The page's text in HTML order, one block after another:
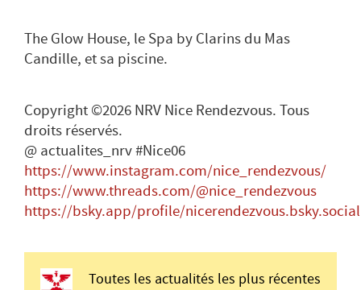
The Glow House, le Spa by Clarins du Mas
Candille, et sa piscine.
Copyright ©2026 NRV Nice Rendezvous. Tous
droits réservés.
@ actualites_nrv #Nice06
https://www.instagram.com/nice_rendezvous/
https://www.threads.com/@nice_rendezvous
https://bsky.app/profile/nicerendezvous.bsky.social
Toutes les actualités les plus récentes